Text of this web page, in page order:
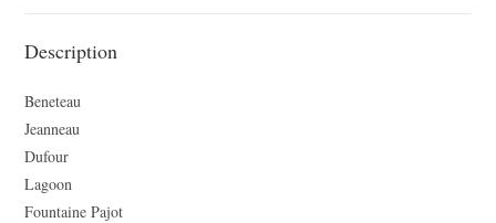
Description
Beneteau
Jeanneau
Dufour
Lagoon
Fountaine Pajot